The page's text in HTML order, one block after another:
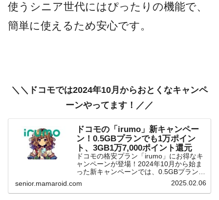
使うシニア世代にはぴったりの機能で、
簡単に使えるため安心です。
＼＼ドコモでは2024年10月からおとくなキャンペ
ーンやってます！／／
ドコモの「irumo」新キャンペー
ン！0.5GBプランでも1万ポイン
ト、3GB1万7,000ポイント還元
ドコモの格安プラン「irumo」にお得なキ
ャンペーンが登場！2024年10月から始ま
った新キャンペーンでは、0.5GBプランの
契約で1万ポイント、3GB以上のプランで
は最大1万7,000ポイントの還元が受けら
れます。スマホの料金を抑えながら...
senior.mamaroid.com 2025.02.06